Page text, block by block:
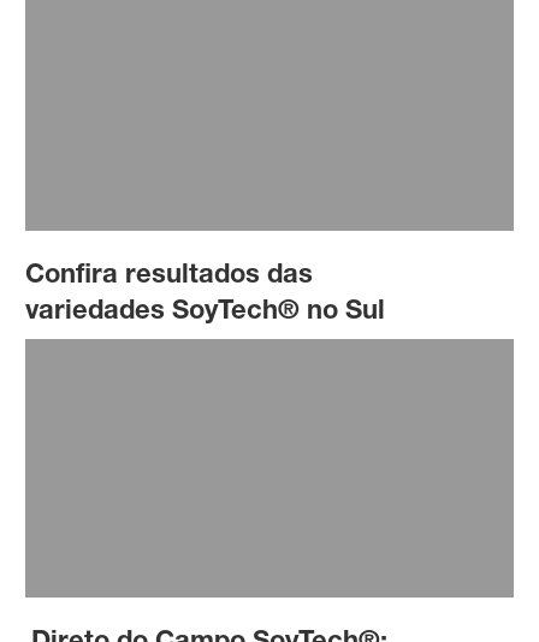
Confira resultados das
variedades SoyTech® no Sul